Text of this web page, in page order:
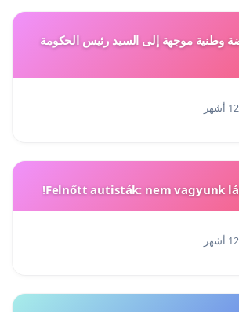
وطنية موجهة إلى السيد رئيس الحكومة
Felnőtt autisták: nem vagyunk